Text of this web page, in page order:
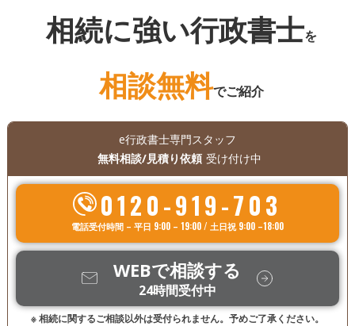
相続に強い行政書士を
相談無料でご紹介
e行政書士専門スタッフ
無料相談/見積り依頼 受け付け中
0120-919-703
電話受付時間 – 平日 9:00 – 19:00 / 土日祝 9:00 –18:00
WEBで相談する
24時間受付中
※ 相続に関するご相談以外は受付られません。予めご了承ください。